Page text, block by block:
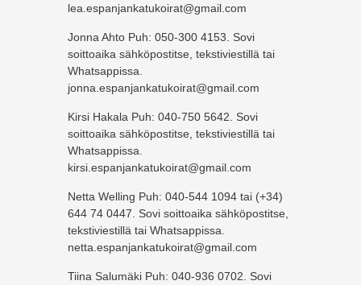
lea.espanjankatukoirat@gmail.com
Jonna Ahto Puh: 050-300 4153. Sovi
soittoaika sähköpostitse, tekstiviestillä tai
Whatsappissa.
jonna.espanjankatukoirat@gmail.com
Kirsi Hakala Puh: 040-750 5642. Sovi
soittoaika sähköpostitse, tekstiviestillä tai
Whatsappissa.
kirsi.espanjankatukoirat@gmail.com
Netta Welling Puh: 040-544 1094 tai (+34)
644 74 0447. Sovi soittoaika sähköpostitse,
tekstiviestillä tai Whatsappissa.
netta.espanjankatukoirat@gmail.com
Tiina Salumäki Puh: 040-936 0702. Sovi